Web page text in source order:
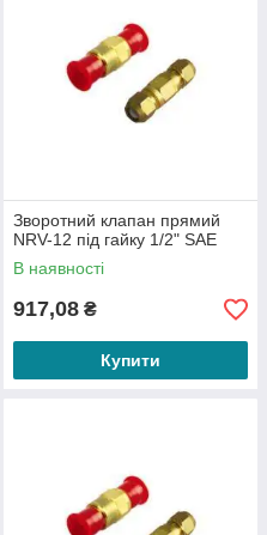
Зворотний клапан прямий
NRV-12 під гайку 1/2" SAE
В наявності
917,08 ₴
Купити